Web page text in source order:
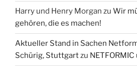
Harry und Henry Morgan zu Wir
gehören, die es machen!
Aktueller Stand in Sachen
Schürig, Stuttgartzu